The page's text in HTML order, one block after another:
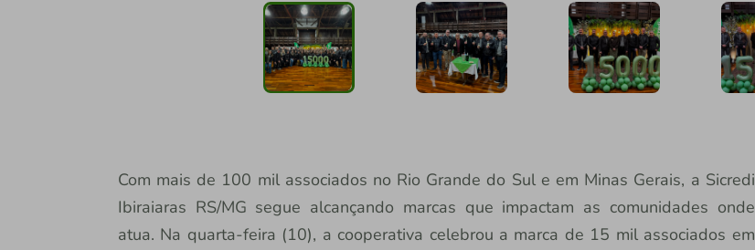
Com mais de 100 mil associados no Rio Grande do Sul e em Minas Gerais, a Sicredi
Ibiraiaras RS/MG segue alcançando marcas que impactam as comunidades onde
atua. Na quarta-feira (10), a cooperativa celebrou a marca de 15 mil associados em